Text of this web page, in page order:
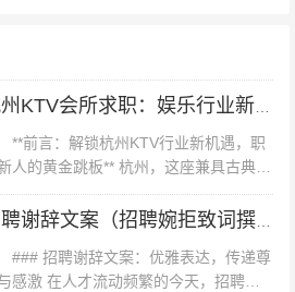
**技能对标**：通过招聘平台分析
技能（如Python、SEO优化、用户
习； 2. **项目背书**：老马通过参
模拟电商用户分层运营"项目，将
脉破圈**：加入杭州本地技术社
，获得内推机会。 ### **三、杭
域与行业特性** 杭州企业普遍重
阿里系企业偏好"皮实、聪明、自
前言：解锁杭州KTV行业新机遇，职
人的黄金跳板** 杭州，这座兼具古典韵
现代活力的城市，不仅是旅游胜地，更
轻人追逐职业梦想的热土。随着夜经济
招聘谢辞文案：优雅表达，传递尊
感激 在人才流动频繁的今天，招聘过